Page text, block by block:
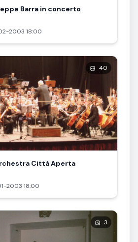
Barra in concerto
2003 18:00
40
Città Aperta
2003 18:00
3